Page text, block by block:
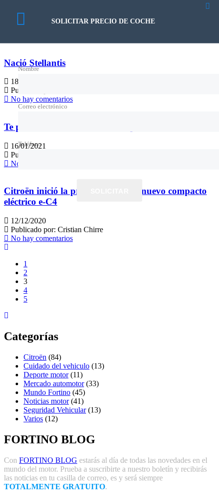
Publicado por: Cristian Chirre
Nació Stellantis
18/01/2021
Publicado por:
No hay comentarios
Te presentamos el C4 Cactus Rip Curl
16/01/2021
Publicado por:
No hay comentarios
Citroën inició la producción de su nuevo compacto
eléctrico e-C4
12/12/2020
Publicado por: Cristian Chirre
No hay comentarios
1
2
3
4
5
Categorías
Citroën (84)
Cuidado del vehiculo (13)
Deporte motor(11)
Mercado automotor(33)
Mundo Fortino (45)
Noticias motor(41)
Seguridad Vehicular(13)
Varios (12)
FORTINO BLOG
Con FORTINO BLOG estarás al día de todas las novedades en el
mundo del motor. Prueba a suscribirte a nuestro boletín y recibirás
las noticias en tu casilla de correo, es y será siempre
TOTALMENTE GRATUITO.
SOLICITAR PRECIO DE COCHE
Nombre
Correo electrónico
Teléfono